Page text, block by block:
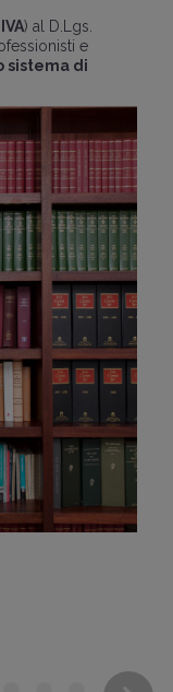
) al D.Lgs.
e
sistema di